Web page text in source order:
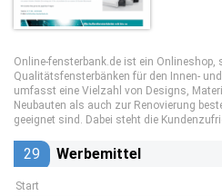
Online-fensterbank.de ist ein
Qualitätsfensterbänken für den Innen-
umfasst eine Vielzahl von Designs,
Neubauten als auch zur Renovierung
geeignet sind. Dabei steht die
29 Werbemittel
Start